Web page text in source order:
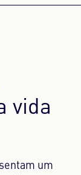
vida
um